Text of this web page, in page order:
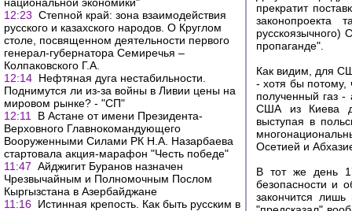
12:23 Степной край: зона взаимодействия
русского и казахского народов. О Круглом
столе, посвященном деятельности первого
генерал-губернатора Семиречья –
Колпаковского Г.А.
12:14 Нефтяная дуга нестабильности.
Поднимутся ли из-за войны в Ливии цены на
мировом рынке? - "СП"
12:11
В Астане от имени Президента-
Верховного Главнокомандующего
Вооруженными Силами РК Н.А. Назарбаева
стартовала акция-марафон "Честь победе"
11:47 Айджигит Буранов назначен
Чрезвычайным и Полномочным Послом
Кыргызстана в Азербайджане
11:16 Истинная крепость. Как быть русским в
прекратит
законопроекта
пропаганде".
Как видим, для
- хотя бы потому,
полученный газ -
США из Киева
выступая в
Осетией и
В тот же день
безопасности и
закончится